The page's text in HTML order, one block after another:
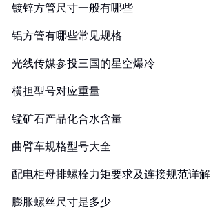
镀锌方管尺寸一般有哪些
铝方管有哪些常见规格
光线传媒参投三国的星空爆冷
横担型号对应重量
锰矿石产品化合水含量
曲臂车规格型号大全
配电柜母排螺栓力矩要求及连接规范详解
膨胀螺丝尺寸是多少